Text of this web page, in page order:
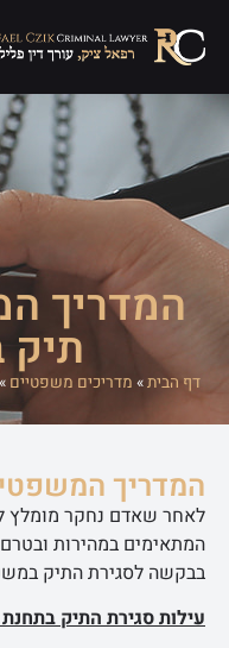
המדריך
דף הבית» מדריכים משפטיים
המדריך
לאחר שאדם נחקר מומלץ
המתאימים במהירות
בבקשה לסגירת התיק
עילות סגירת התיק